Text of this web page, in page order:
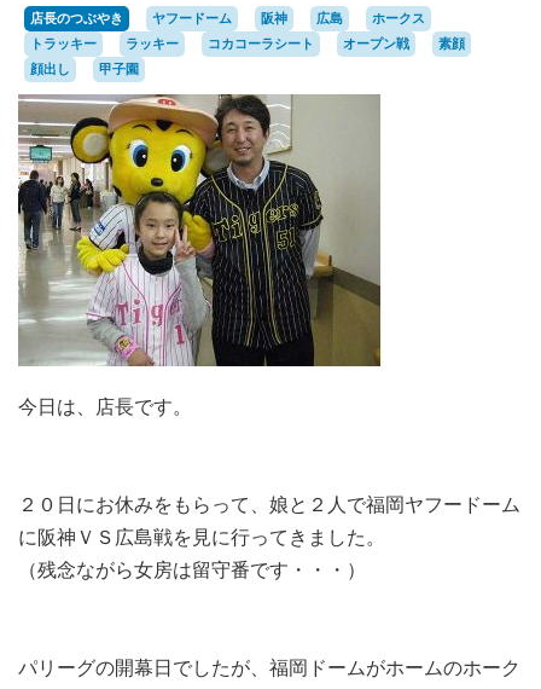
店長のつぶやき ヤフードーム 阪神 広島
ホークス
トラッキー
ラッキー コカコーラシート オープン戦
素顔
顔出し
甲子園
今日は、店長です。
２０日にお休みをもらって、娘と２人で福岡ヤフードーム
に阪神ＶＳ広島戦を見に行ってきました。
（残念ながら女房は留守番です・・・）
パリーグの開幕日でしたが、福岡ドームがホームのホーク